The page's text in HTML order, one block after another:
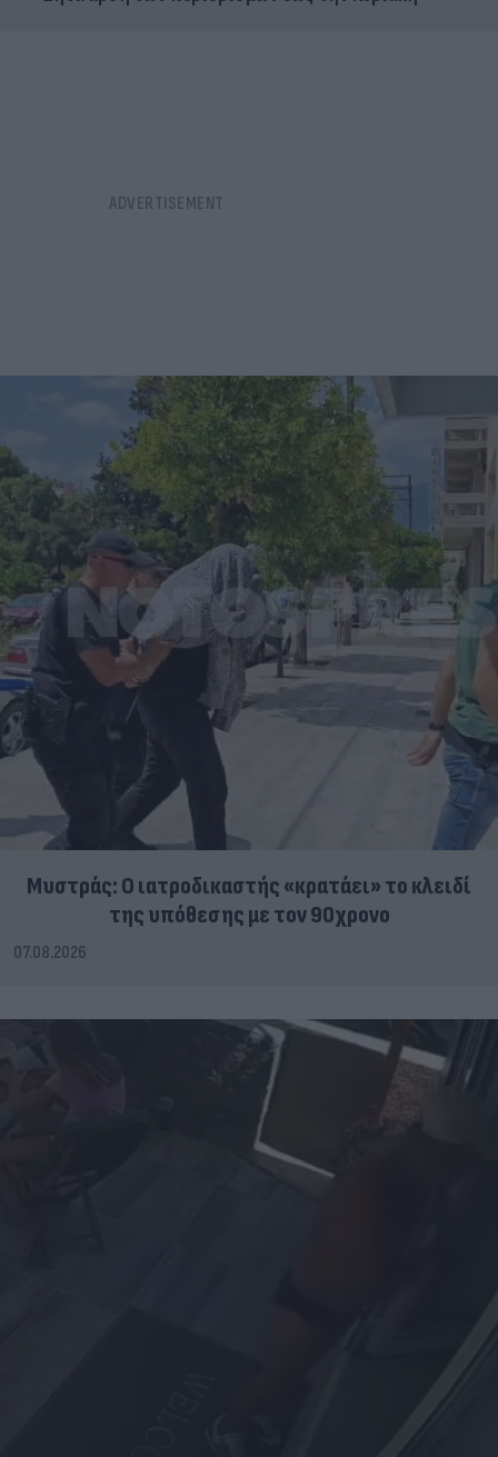
Μυστράς: Ο ιατροδικαστής «κρατάει» το κλειδί
της υπόθεσης με τον 90χρονο
07.08.2026